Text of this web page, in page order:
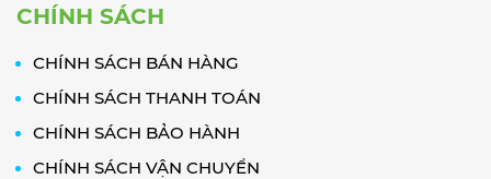
CHÍNH SÁCH
CHÍNH SÁCH BÁN HÀNG
CHÍNH SÁCH THANH TOÁN
CHÍNH SÁCH BẢO HÀNH
CHÍNH SÁCH VẬN CHUYỂN